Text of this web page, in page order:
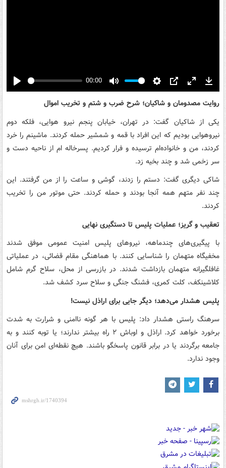
Play
00:00
Mute Settings
PIP Enter
fullscreen
روایت مصدومان و شاکیان؛ شرح ضرب و شتم و تخریب اموال
یکی از شاکیان گفت: در تهران، خیابان پنجم نیرو هوایی، فلکه دوم
نیروهوایی بودیم که این افراد با قمه و شمشیر حمله کردند. ماشینم را خرد
کردند، من و خانواده‌ام ترسیده و فرار کردیم. پسرخاله ام از ناحیه دست و
سر زخمی شد و چند بخیه زد.
شاکی دیگری گفت: دستم را زدند، گوشی و ساعت را از من گرفتند. این
چند نفر متهم همه آنجا بودند و حمله کردند. حتی موتور من را تخریب
کردند.
تعقیب و گریز؛ عملیات پلیس تا دستگیری نهایی
با پیگیری‌های چندماهه، نیروهای پلیس امنیت عمومی موفق شدند
مخفیگاه متهمان را شناسایی کنند. با هماهنگی مقام قضائی، در عملیاتی
غافلگیرانه متهمان بازداشت شدند. در بازرسی از محل، سلاح گرم شامل
کلاشینکف، کلت کمری، فشنگ جنگی و سلاح سرد کشف شد.
پلیس هشدار می‌دهد؛ دیگر جایی برای اراذل نیست!
سرهنگ راستی هشدار داد: پلیس با هر گونه ناامنی و شرارت به شدت
برخورد خواهد کرد. اراذل و اوباش ۲ راه بیشتر ندارند؛ یا توبه کنند و به
جامعه برگردند یا در برابر قانون پاسخگو باشند. هیچ نقطه‌ای امن برای آنان
وجود ندارد.